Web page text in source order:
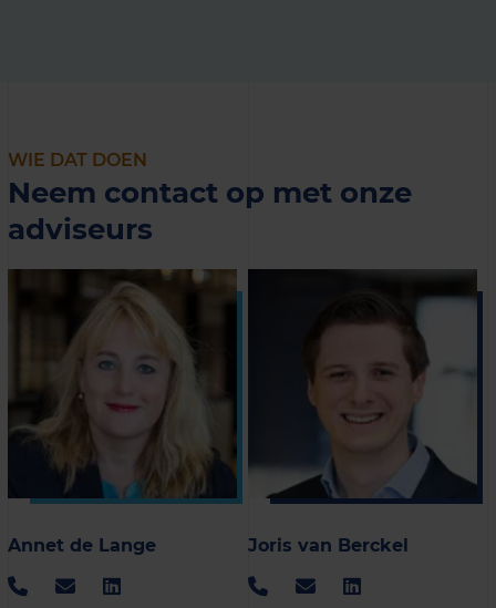
WIE DAT DOEN
Neem contact op met onze
adviseurs
Annet de Lange Joris van Berckel